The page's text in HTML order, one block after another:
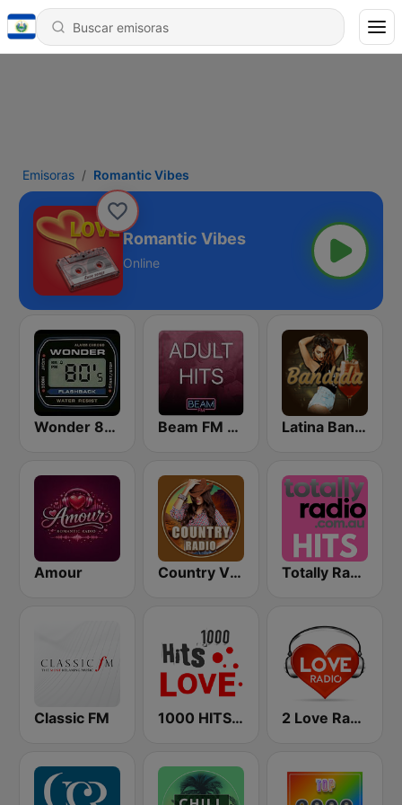
Emisoras Romantic Vibes
Romantic Vibes
Online
Wonder 80's Beam FM - Adult Hits Latina Bandida!
Amour Country Vibes Totally Radio Hits
Classic FM 1000 HITS Love 2 Love Radio